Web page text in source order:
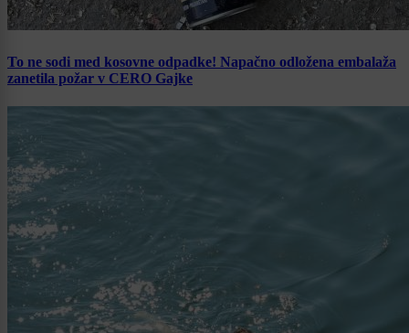
To ne sodi med kosovne odpadke! Napačno odložena embalaža
zanetila požar v CERO Gajke